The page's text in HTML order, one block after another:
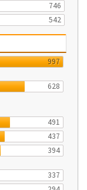
746
542
997
628
491
437
394
337